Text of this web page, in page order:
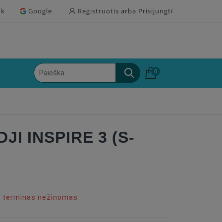
Google Registruotis arba Prisijungti
0
INSPIRE 3 (S-
nežinomas